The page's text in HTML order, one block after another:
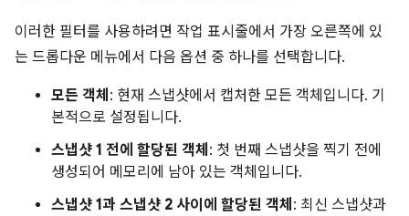
이러한 필터를 사용하려면 작업 표시줄에서 가장 오른쪽에 있
는 드롭다운 메뉴에서 다음 옵션 중 하나를 선택합니다.
모든 객체 : 현재 스냅샷에서 캡처한 모든 객체입니다. 기
본적으로 설정됩니다.
스냅샷 1 전에 할당된 객체 : 첫 번째 스냅샷을 찍기 전에
생성되어 메모리에 남아 있는 객체입니다.
스냅샷 1과 스냅샷 2 사이에 할당된 객체 : 최신 스냅샷과